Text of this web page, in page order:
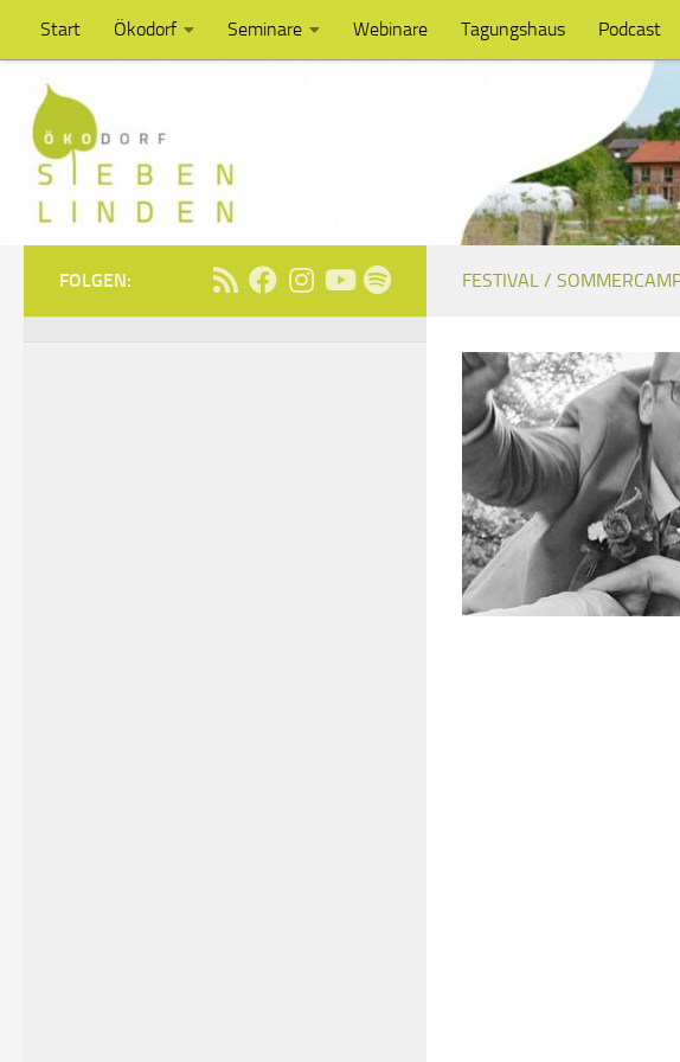
Unter dem Inhalt
Start Ökodorf Seminare Webinare Tagungshaus Podcast
FESTIVAL /
FOLGEN: